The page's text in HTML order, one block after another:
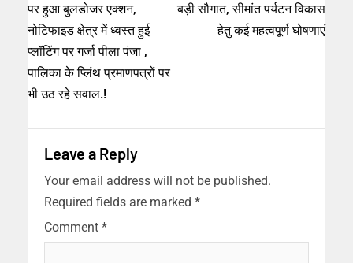
पर हुआ बुलडोजर एक्शन,
नोटिफाइड क्षेत्र में ध्वस्त हुई
प्लॉटिंग पर गर्जा पीला पंजा ,
पालिका के प्लिंथ प्रमाणपत्रों पर
भी उठ रहे सवाल.!
बड़ी सौगात, सीमांत पर्यटन विकास
हेतु कई महत्वपूर्ण घोषणाएं
Leave a Reply
Your email address will not be published.
Required fields are marked *
Comment *